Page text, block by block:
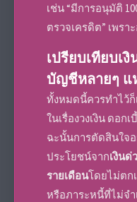
เช่น “มีการอนุมัติ
ตรวจเครดิต” เพร
เปรียบเทียบเ
บัญชีหลายๆ แ
ทั้งหมดนี้ควรทำไว้
ในเรื่องวงเงิน ดอก
ฉะนั้นการตัดสินใจ
ประโยชน์จากเงิน
รายเดือนโดยไม่ตก
หรือภาระหนี้ที่ไม่จำ